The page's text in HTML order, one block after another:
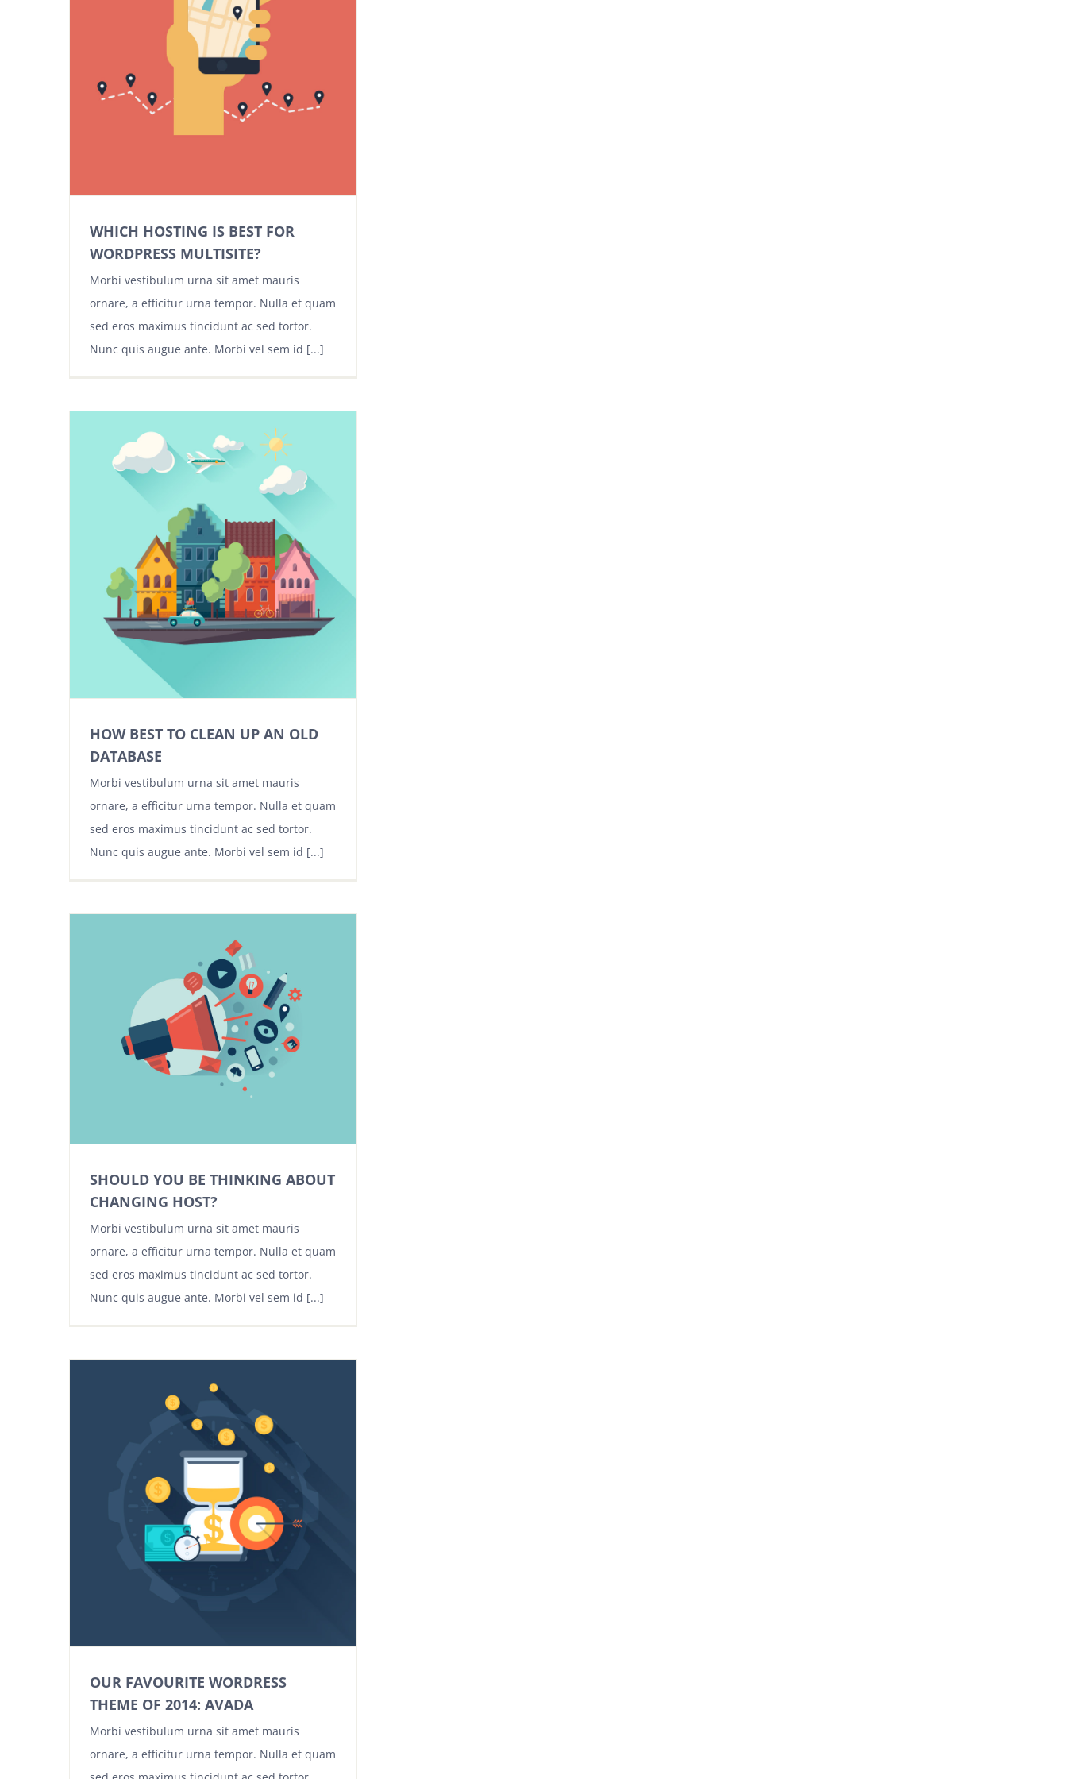
WHICH HOSTING IS BEST FOR
WORDPRESS MULTISITE?
Morbi vestibulum urna sit amet mauris
ornare, a efficitur urna tempor. Nulla et quam
sed eros maximus tincidunt ac sed tortor.
Nunc quis augue ante. Morbi vel sem id [...]
HOW BEST TO CLEAN UP AN OLD
DATABASE
Morbi vestibulum urna sit amet mauris
ornare, a efficitur urna tempor. Nulla et quam
sed eros maximus tincidunt ac sed tortor.
Nunc quis augue ante. Morbi vel sem id [...]
SHOULD YOU BE THINKING ABOUT
CHANGING HOST?
Morbi vestibulum urna sit amet mauris
ornare, a efficitur urna tempor. Nulla et quam
sed eros maximus tincidunt ac sed tortor.
Nunc quis augue ante. Morbi vel sem id [...]
OUR FAVOURITE WORDRESS
THEME OF 2014: AVADA
Morbi vestibulum urna sit amet mauris
ornare, a efficitur urna tempor. Nulla et quam